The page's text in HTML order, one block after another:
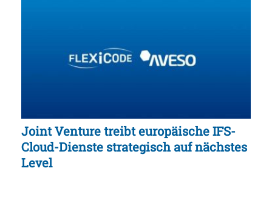
Joint Venture treibt europäische IFS-
Cloud-Dienste strategisch auf nächstes
Level